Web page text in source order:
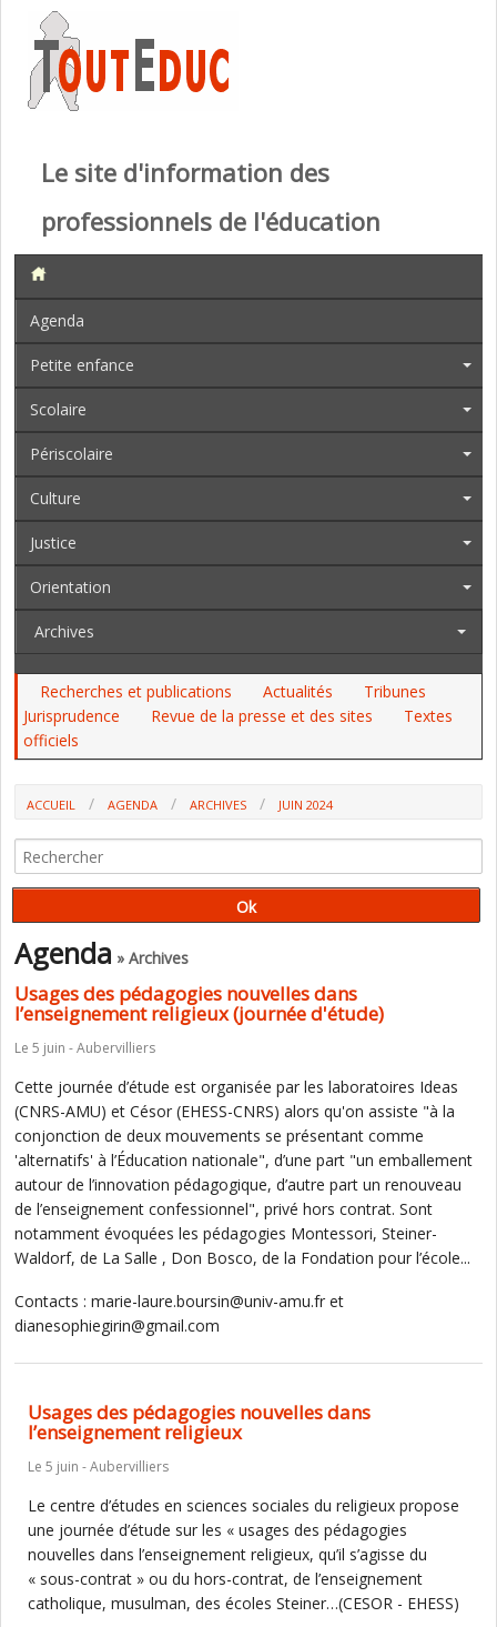
Le site d'information des
professionnels de l'éducation
Agenda
Petite enfance
Scolaire
Périscolaire
Culture
Justice
Orientation
Archives
Recherches et publications Actualités
Tribunes
Jurisprudence
Revue de la presse et des sites
Textes
officiels
ACCUEIL AGENDA ARCHIVES JUIN 2024
Agenda » Archives
Usages des pédagogies nouvelles dans
l’enseignement religieux (journée d'étude)
Le 5 juin - Aubervilliers
Cette journée d’étude est organisée par les laboratoires Ideas
(CNRS-AMU) et Césor (EHESS-CNRS) alors qu'on assiste "à la
conjonction de deux mouvements se présentant comme
'alternatifs' à l’Éducation nationale", d’une part "un emballement
autour de l’innovation pédagogique, d’autre part un renouveau
de l’enseignement confessionnel", privé hors contrat. Sont
notamment évoquées les pédagogies Montessori, Steiner-
Waldorf, de La Salle , Don Bosco, de la Fondation pour l’école...
Contacts : marie-laure.boursin@univ-amu.fr et
dianesophiegirin@gmail.com
Usages des pédagogies nouvelles dans
l’enseignement religieux
Le 5 juin - Aubervilliers
Le centre d’études en sciences sociales du religieux propose
une journée d’étude sur les « usages des pédagogies
nouvelles dans l’enseignement religieux, qu’il s’agisse du
« sous-contrat » ou du hors-contrat, de l’enseignement
catholique, musulman, des écoles Steiner…(CESOR - EHESS)